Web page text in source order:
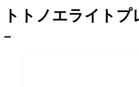
トトノエライトプ
–